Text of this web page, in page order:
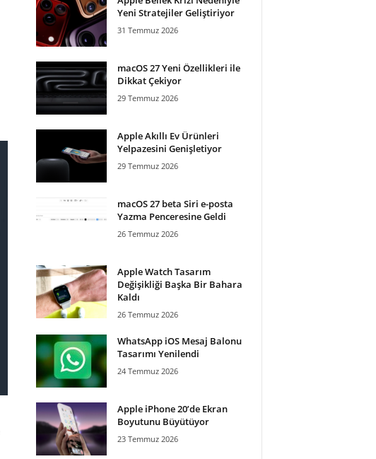
Yeni Stratejiler Geliştiriyor
31 Temmuz 2026
macOS 27 Yeni Özellikleri ile
Dikkat Çekiyor
29 Temmuz 2026
Apple Akıllı Ev Ürünleri
Yelpazesini Genişletiyor
29 Temmuz 2026
macOS 27 beta Siri e-posta
Yazma Penceresine Geldi
26 Temmuz 2026
Apple Watch Tasarım
Değişikliği Başka Bir Bahara
Kaldı
26 Temmuz 2026
WhatsApp iOS Mesaj Balonu
Tasarımı Yenilendi
24 Temmuz 2026
Apple iPhone 20’de Ekran
Boyutunu Büyütüyor
23 Temmuz 2026